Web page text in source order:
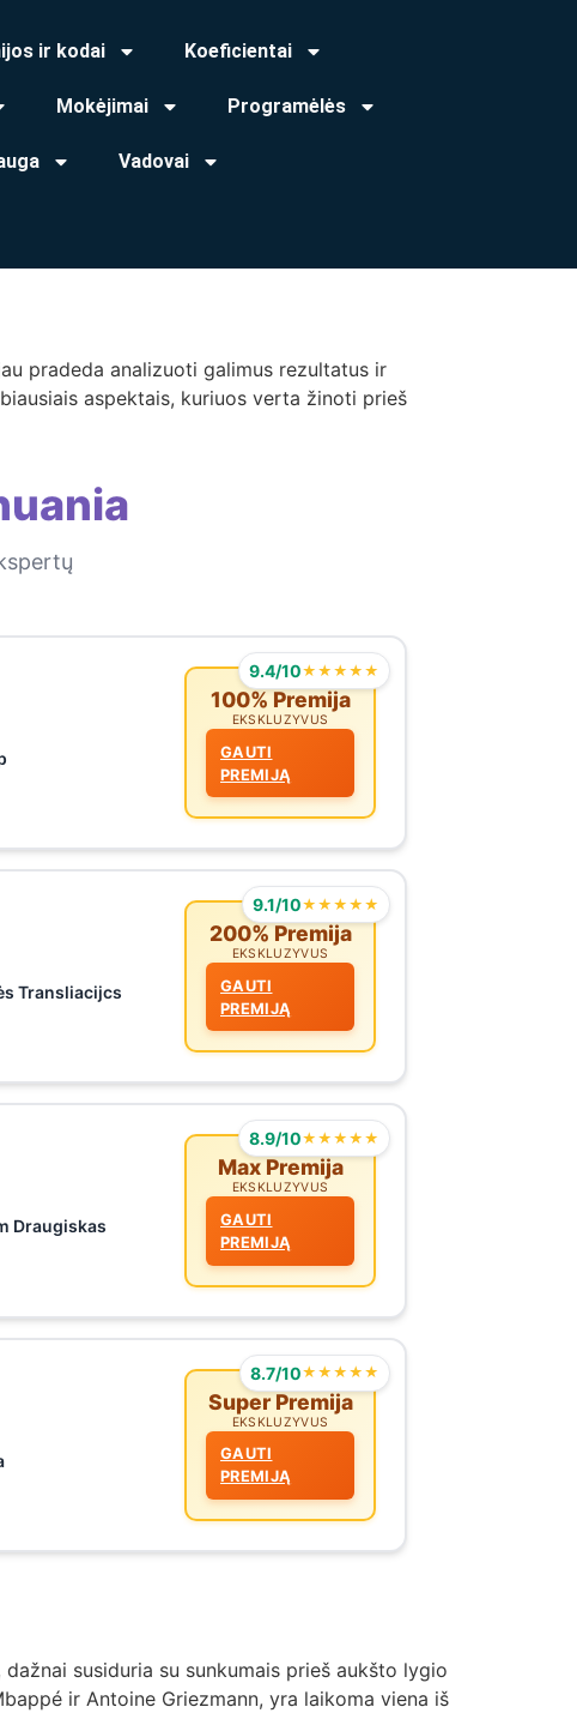
ir kodai Koeficientai
Mokėjimai Programėlės
Vadovai
pradeda analizuoti galimus rezultatus ir
aspektais, kuriuos verta žinoti prieš
9.4/10★★★★★
100% Premija
EKSKLUZYVUS
GAUTI
PREMIJĄ
9.1/10★★★★★
Transliacijcs
200% Premija
EKSKLUZYVUS
GAUTI
PREMIJĄ
8.9/10★★★★★
Draugiskas
Max Premija
EKSKLUZYVUS
GAUTI
PREMIJĄ
8.7/10★★★★★
Super Premija
EKSKLUZYVUS
GAUTI
PREMIJĄ
susiduria su sunkumais prieš aukšto lygio
ir Antoine Griezmann, yra laikoma viena iš